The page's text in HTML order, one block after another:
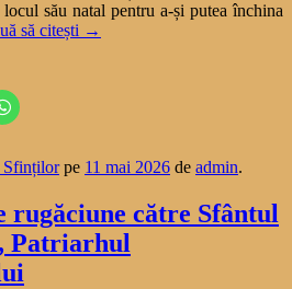
său natal pentru a-și putea închina
să citești →
pe 11 mai 2026 de admin.
rugăciune către Sfântul
Patriarhul